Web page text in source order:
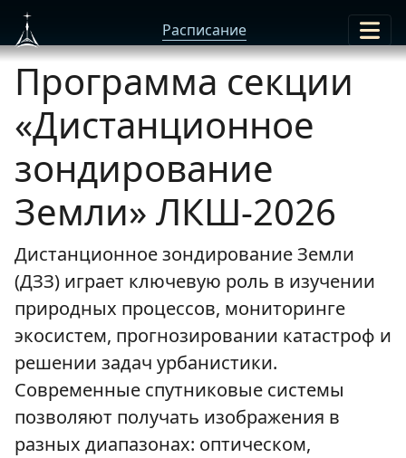
Расписание
Программа секции
«Дистанционное
зондирование
Земли» ЛКШ-2026
Дистанционное зондирование Земли
(ДЗЗ) играет ключевую роль в изучении
природных процессов, мониторинге
экосистем, прогнозировании катастроф и
решении задач урбанистики.
Современные спутниковые системы
позволяют получать изображения в
разных диапазонах: оптическом,